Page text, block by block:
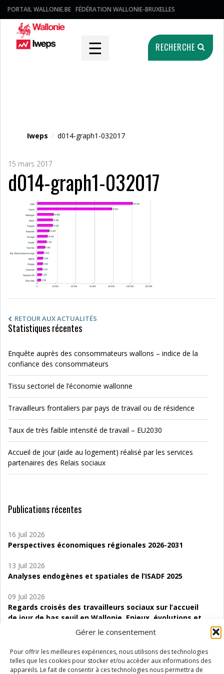
Gérer le consentement
Pour offrir les meilleures expériences, nous utilisons des technologies
telles que les cookies pour stocker et/ou accéder aux informations des
appareils. Le fait de consentir à ces technologies nous permettra de
PORTAIL WALLONIE.BE FÉDÉRATION WALLONIE-BRUXELLES
☰ RECHERCHE
Iweps / d014-graph1-032017
15 mars 2017
d014-graph1-032017
RETOUR AUX ACTUALITÉS
Statistiques récentes
Enquête auprès des consommateurs wallons – indice de la
confiance des consommateurs
Tissu sectoriel de l’économie wallonne
Travailleurs frontaliers par pays de travail ou de résidence
Taux de très faible intensité de travail – EU2030
Accueil de jour (aide au logement) réalisé par les services
partenaires des Relais sociaux
Publications récentes
16 Juil 2026
Perspectives économiques régionales 2026-2031
13 Juil 2026
Analyses endogènes et spatiales de l’ISADF 2025
09 Juil 2026
Regards croisés des travailleurs sociaux sur l’accueil
de jour de bas seuil en Wallonie. Enjeux, évolutions et
06 Juil 2026
Étude d’évaluabilité des Structures
d’accompagnement à l’autocréation d’emploi (SAACE)